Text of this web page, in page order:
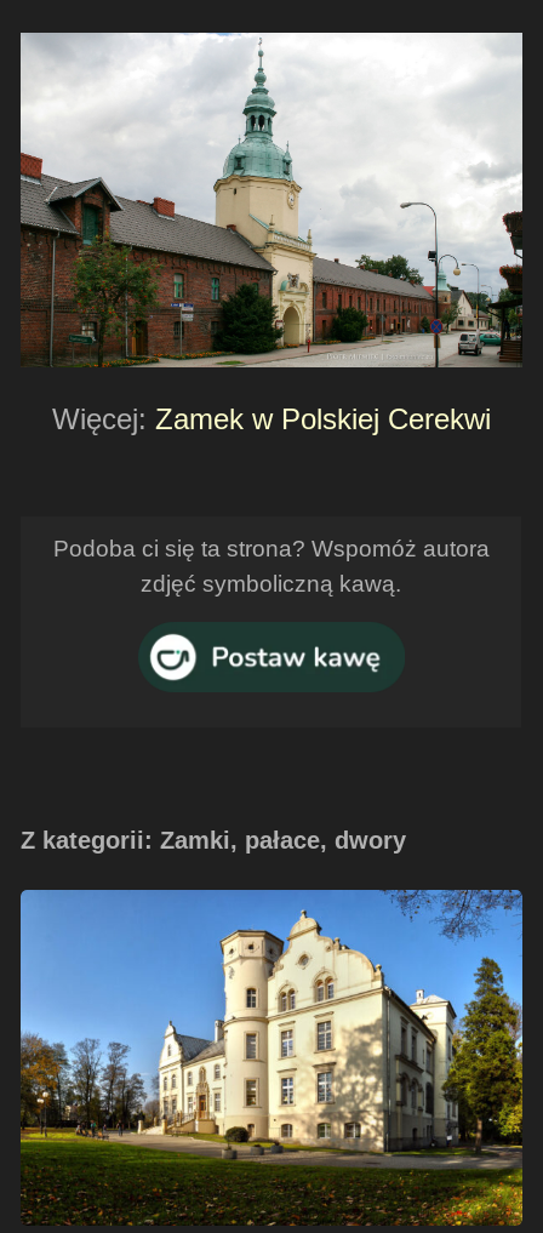
Więcej: Zamek w Polskiej Cerekwi
Podoba ci się ta strona? Wspomóż autora
zdjęć symboliczną kawą.
Z kategorii: Zamki, pałace, dwory
Pałac
2014